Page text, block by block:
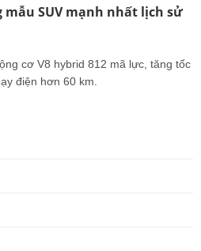
SUV mạnh nhất lịch sử
cơ V8 hybrid 812 mã lực, tăng tốc
điện hơn 60 km.